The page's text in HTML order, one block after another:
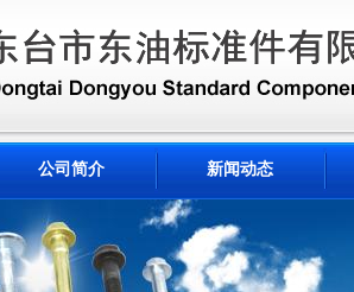
公司简介 新闻动态